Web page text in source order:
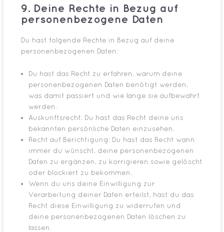
9. Deine Rechte in Bezug auf
personenbezogene Daten
Du hast folgende Rechte in Bezug auf deine
personenbezogenen Daten:
Du hast das Recht zu erfahren, warum deine
personenbezogenen Daten benötigt werden,
was damit passiert und wie lange sie aufbewahrt
werden.
Auskunftsrecht: Du hast das Recht deine uns
bekannten persönliche Daten einzusehen.
Recht auf Berichtigung: Du hast das Recht wann
immer du wünscht, deine personenbezogenen
Daten zu ergänzen, zu korrigieren sowie gelöscht
oder blockiert zu bekommen.
Wenn du uns deine Einwilligung zur
Verarbeitung deiner Daten erteilst, hast du das
Recht diese Einwilligung zu widerrufen und
deine personenbezogenen Daten löschen zu
lassen.